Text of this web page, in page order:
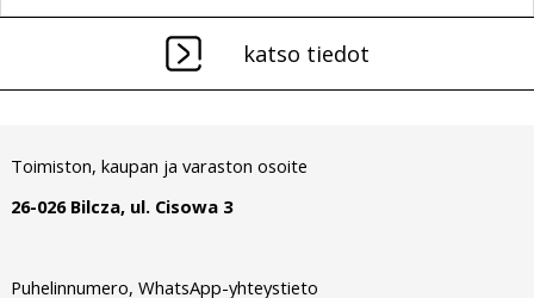
katso tiedot
Toimiston, kaupan ja varaston osoite
26-026 Bilcza, ul. Cisowa 3
Puhelinnumero, WhatsApp-yhteystieto